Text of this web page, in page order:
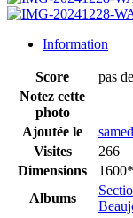
Information
Score
pas
Notez cette
photo
Ajoutée le
Visites
266
Dimensions
Albums